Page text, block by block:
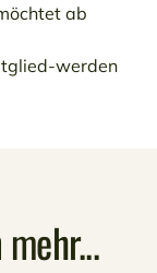
ab
werden